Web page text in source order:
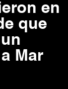
en
que
Mar